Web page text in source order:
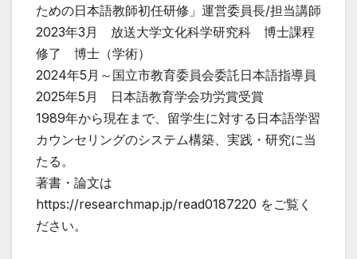
ための日本語教師初任研修」運営委員長/担当講師
2023年3月 放送大学文化科学研究科 博士課程
修了 博士（学術）
2024年5月～国立市教育委員会委託日本語指導員
2025年5月 日本語教育学会功労賞受賞
1989年から現在まで、留学生に対する日本語学習
カウンセリングのシステム構築、実践・研究に当
たる。
著書・論文は
https://researchmap.jp/read0187220 をご覧く
ださい。